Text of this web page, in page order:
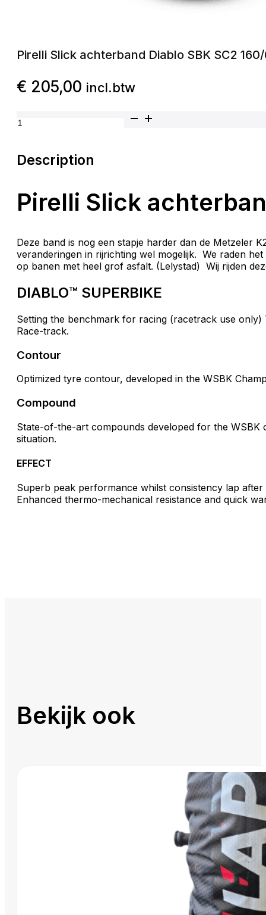
Pirelli Slick achterband Diablo SBK SC2
€ 205,00 incl.btw
Pirelli Slick achterband Diablo SBK SC2 160/60-17
Description
Pirelli Slick
Deze band is nog een stapje harder dan de Metzeler
veranderingen in rijrichting wel mogelijk. We raden
op banen met heel grof asfalt. (Lelystad) Wij rijden
DIABLO™ SUPERBIKE
Setting the benchmark for racing (racetrack use only)
Race-track.
Contour
Optimized tyre contour, developed in the WSBK
Compound
State-of-the-art compounds developed for the WSBK
situation.
EFFECT
Superb peak performance whilst consistency lap after
Enhanced thermo-mechanical resistance and quick
Bekijk ook